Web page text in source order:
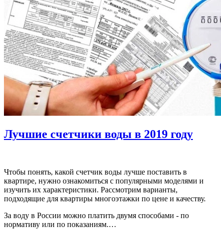
Лучшие счетчики воды в 2019 году
Чтобы понять, какой счетчик воды лучше поставить в
квартире, нужно ознакомиться с популярными моделями и
изучить их характеристики. Рассмотрим варианты,
подходящие для квартиры многоэтажки по цене и качеству.
За воду в России можно платить двумя способами - по
нормативу или по показаниям.…